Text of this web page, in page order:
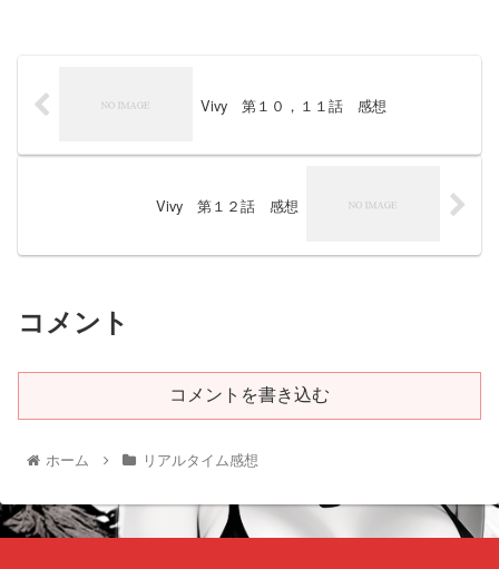
Vivy 第１０，１１話 感想
Vivy 第１２話 感想
コメント
コメントを書き込む
ホーム リアルタイム感想